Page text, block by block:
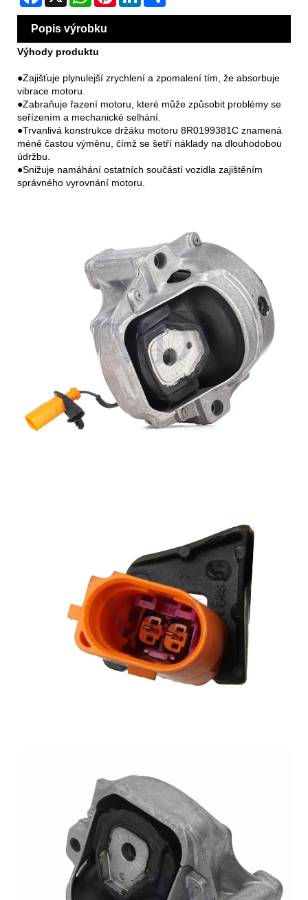
Popis výrobku
Výhody produktu
●Zajišťuje plynulejší zrychlení a zpomalení tím, že absorbuje
vibrace motoru.
●Zabraňuje řazení motoru, které může způsobit problémy se
seřízením a mechanické selhání.
●Trvanlivá konstrukce držáku motoru 8R0199381C znamená
méně častou výměnu, čímž se šetří náklady na dlouhodobou
údržbu.
●Snižuje namáhání ostatních součástí vozidla zajištěním
správného vyrovnání motoru.